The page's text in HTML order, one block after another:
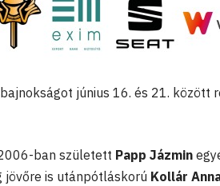
június 16. és 21. között
ban született Papp Jázmin
jövőre is utánpótláskorú Kollár